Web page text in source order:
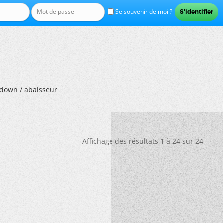
Se souvenir de moi ?
/ abaisseur
Affichage des résultats 1 à 24 sur 24